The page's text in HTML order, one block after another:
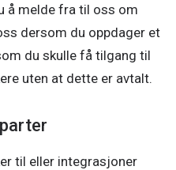
å melde fra til oss om
dersom du oppdager et
du skulle få tilgang til
uten at dette er avtalt.
til eller integrasjoner